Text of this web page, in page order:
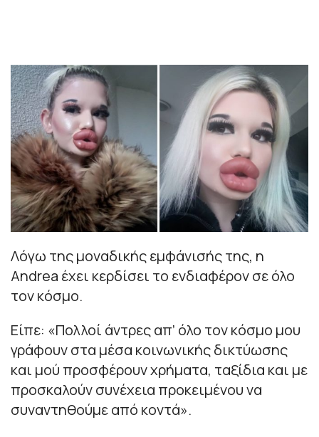
Λόγω της μοναδικής εμφάνισής της, η
Andrea έχει κερδίσει το ενδιαφέρον σε όλο
τον κόσμο.
Είπε: «Πολλοί άντρες απ’ όλο τον κόσμο μου
γράφουν στα μέσα κοινωνικής δικτύωσης
και μού προσφέρουν χρήματα, ταξίδια και με
προσκαλούν συνέχεια προκειμένου να
συναντηθούμε από κοντά».